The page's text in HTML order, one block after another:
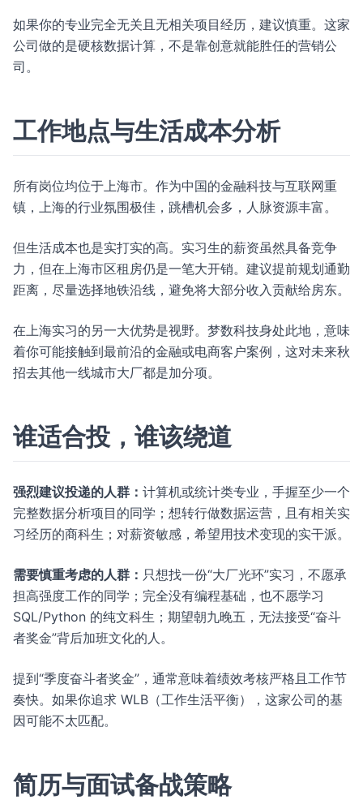
如果你的专业完全无关且无相关项目经历，建议慎重。这家
公司做的是硬核数据计算，不是靠创意就能胜任的营销公
司。
工作地点与生活成本分析
所有岗位均位于上海市。作为中国的金融科技与互联网重
镇，上海的行业氛围极佳，跳槽机会多，人脉资源丰富。
但生活成本也是实打实的高。实习生的薪资虽然具备竞争
力，但在上海市区租房仍是一笔大开销。建议提前规划通勤
距离，尽量选择地铁沿线，避免将大部分收入贡献给房东。
在上海实习的另一大优势是视野。梦数科技身处此地，意味
着你可能接触到最前沿的金融或电商客户案例，这对未来秋
招去其他一线城市大厂都是加分项。
谁适合投，谁该绕道
强烈建议投递的人群： 计算机或统计类专业，手握至少一个
完整数据分析项目的同学；想转行做数据运营，且有相关实
习经历的商科生；对薪资敏感，希望用技术变现的实干派。
需要慎重考虑的人群： 只想找一份“大厂光环”实习，不愿承
担高强度工作的同学；完全没有编程基础，也不愿学习
SQL/Python 的纯文科生；期望朝九晚五，无法接受“奋斗
者奖金”背后加班文化的人。
提到“季度奋斗者奖金”，通常意味着绩效考核严格且工作节
奏快。如果你追求 WLB（工作生活平衡），这家公司的基
因可能不太匹配。
简历与面试备战策略